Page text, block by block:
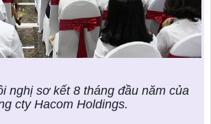
nghị sơ kết 8 tháng đầu năm của
cty Hacom Holdings.